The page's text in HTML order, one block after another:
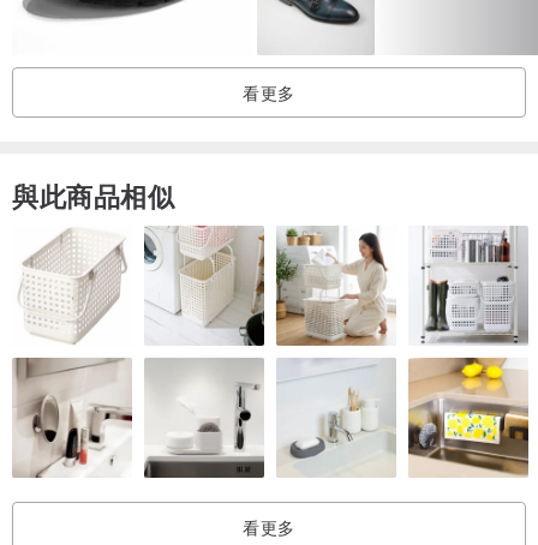
★ 訂購下單 Tips ★
►選購商品後, 我們會確認是否有現貨, 有現貨, 我們將在1-3天內為您
出貨, 若遇假日除外
►若無現貨, 會開始進行訂製的程序, 工作天約20-30不等(不含假日),
煩請您耐心等候
看更多
與此商品相似
看更多